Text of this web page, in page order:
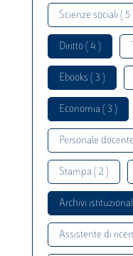
Scienze sociali ( 5
Diritto ( 4 )
Ebooks ( 3 )
Economia ( 3 )
Personale
Stampa ( 2 )
Archivi
Assistente di